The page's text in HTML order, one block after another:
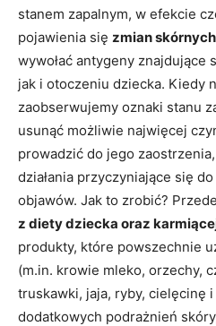
stanem zapalnym, w efekcie
pojawienia się zmian skórnych
wywołać antygeny znajdujące
jak i otoczeniu dziecka. Kiedy
zaobserwujemy oznaki stanu
usunąć możliwie najwięcej
prowadzić do jego
działania przyczyniające się
objawów. Jak to zrobić?
z diety dziecka oraz
produkty, które powszechnie
(m.in. krowie mleko, orzechy,
truskawki, jaja, ryby, cielęcinę
dodatkowych podrażnień